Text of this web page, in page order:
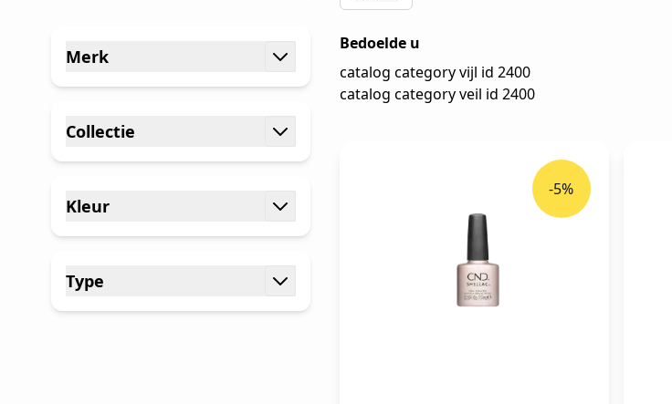
Bedoelde u
catalog category vijl id 2400
catalog category veil id 2400
-5%
Merk
filter
Collectie
filter
Kleur
filter
Type
filter